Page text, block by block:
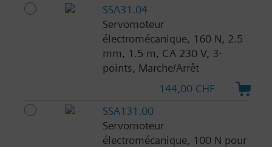
SSA31.04
Servomoteur
électromécanique, 160 N, 2.5
mm, 1.5 m, CA 230 V, 3-
points, Marche/Arrêt
144,00 CHF
SSA131.00
Servomoteur
électromécanique, 100 N pour